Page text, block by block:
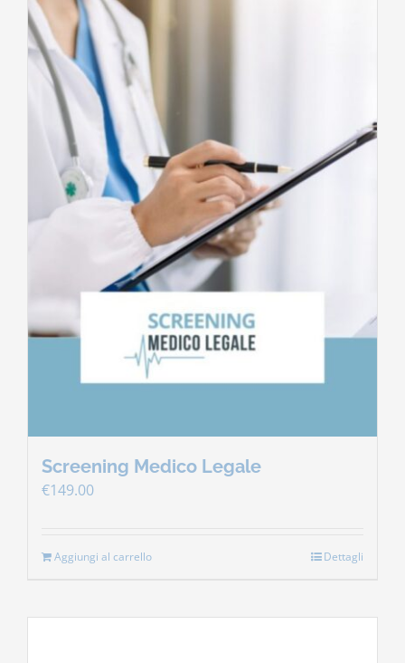
Screening Medico Legale
€149.00
Aggiungi al carrello Dettagli